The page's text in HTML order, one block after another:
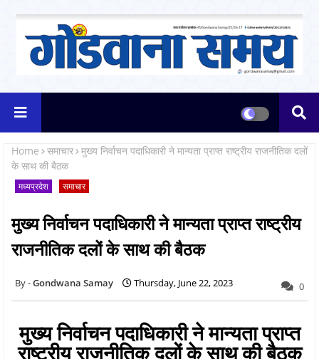
Home समाचार मुख्य निर्वाचन पदाधिकारी ने मान्यता प्राप्त राष्ट्रीय राजनीतिक दलों
के साथ की बैठक
मध्यप्रदेश समाचार
मुख्य निर्वाचन पदाधिकारी ने मान्यता प्राप्त राष्ट्रीय
राजनीतिक दलों के साथ की बैठक
Gondwana Samay Thursday, June 22, 2023 0
मुख्य निर्वाचन पदाधिकारी ने मान्यता प्राप्त
राष्ट्रीय राजनीतिक दलों के साथ की बैठक